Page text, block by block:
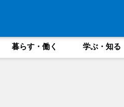
暮らす・働く 学ぶ・知る